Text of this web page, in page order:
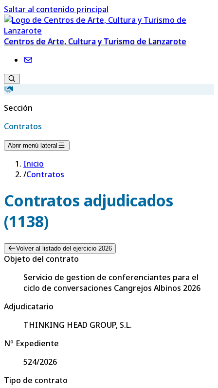
Saltar al contenido principal
Centros de Arte, Cultura y Turismo de Lanzarote
Sección
Contratos
Abrir menú lateral
Inicio
/Contratos
Contratos adjudicados
(1138)
Volver al listado del ejercicio 2026
Objeto del contrato
Servicio de gestion de conferenciantes para el
ciclo de conversaciones Cangrejos Albinos 2026
Adjudicatario
THINKING HEAD GROUP, S.L.
Nº Expediente
524/2026
Tipo de contrato